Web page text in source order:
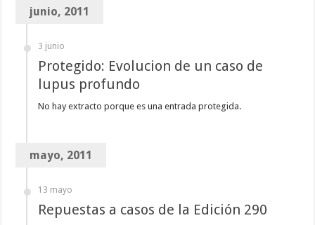
junio, 2011
3 junio
Protegido: Evolucion de un caso de
lupus profundo
No hay extracto porque es una entrada protegida.
mayo, 2011
13 mayo
Repuestas a casos de la Edición 290